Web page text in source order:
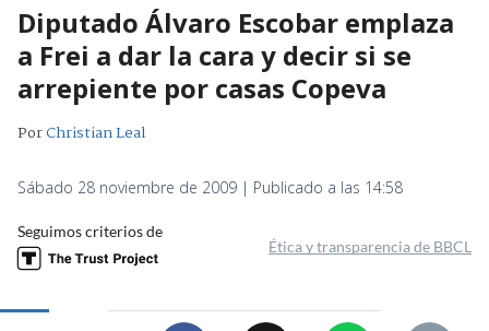
Diputado Álvaro Escobar emplaza
a Frei a dar la cara y decir si se
arrepiente por casas Copeva
PorChristian Leal
Sábado 28 noviembre de 2009 | Publicado a las 14:58
Seguimos criterios de
Ética y transparencia de BBCL